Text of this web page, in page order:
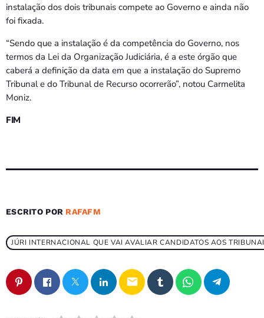
instalação dos dois tribunais compete ao Governo e ainda não
foi fixada.
“Sendo que a instalação é da competência do Governo, nos
termos da Lei da Organização Judiciária, é a este órgão que
caberá a definição da data em que a instalação do Supremo
Tribunal e do Tribunal de Recurso ocorrerão”, notou Carmelita
Moniz.
FIM
ESCRITO POR RAFAFM
JÚRI INTERNACIONAL QUE VAI AVALIAR CANDIDATOS AOS
email